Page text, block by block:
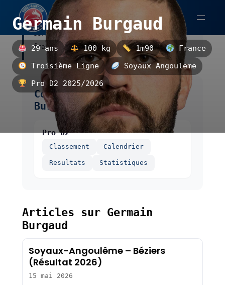
Aller
contenu
Germain Burgaud
29 ans 100 kg 1m90
France
Troisième Ligne
Soyaux Angouleme
Pro D2 2025/2026
Germain Burgaud est un troisième ligne
français, évoluant au Soyaux Angouleme.
Compétitions de Germain
Burgaud
Pro D2
Classement Calendrier
Resultats Statistiques
Articles sur Germain
Burgaud
Soyaux-Angoulême – Béziers
(Résultat 2026)
15 mai 2026